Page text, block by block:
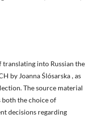
translating into Russian the
by Joanna Ślósarska , as
The source material
both the choice of
decisions regarding